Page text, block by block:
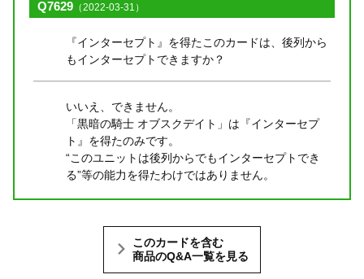
Q7629 （2022-03-31）
『インターセプト』を得たこのカードは、後列から
もインターセプトできますか？
いいえ、できません。
「黒暗の騎士 オブスクデイト」は『インターセプ
ト』を得たのみです。
“このユニットは後列からでもインターセプトでき
る”等の能力を得たわけではありません。
このカードを含む
商品のQ&A一覧を見る